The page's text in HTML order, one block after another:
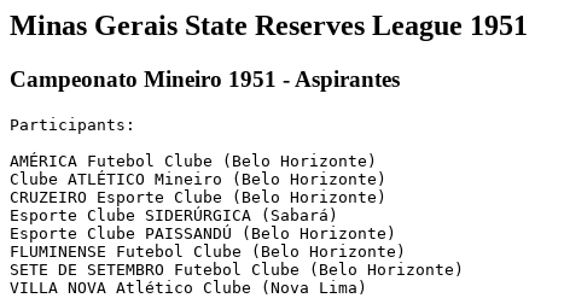
Minas Gerais State Reserves League 1951
Campeonato Mineiro 1951 - Aspirantes
Participants:
AMÉRICA Futebol Clube (Belo Horizonte)
Clube ATLÉTICO Mineiro (Belo Horizonte)
CRUZEIRO Esporte Clube (Belo Horizonte)
Esporte Clube SIDERÚRGICA (Sabará)
Esporte Clube PAISSANDÚ (Belo Horizonte)
FLUMINENSE Futebol Clube (Belo Horizonte)
SETE DE SETEMBRO Futebol Clube (Belo Horizonte)
VILLA NOVA Atlético Clube (Nova Lima)